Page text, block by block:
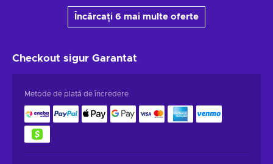
Încărcați 6 mai multe oferte
Checkout sigur Garantat
Metode de plată de încredere